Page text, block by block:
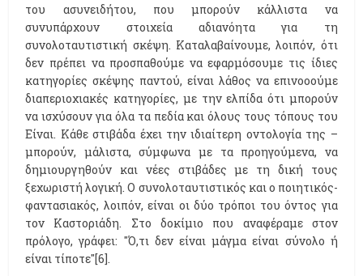
του ασυνειδήτου, που μπορούν κάλλιστα να
συνυπάρχουν στοιχεία αδιανόητα για τη
συνολοταυτιστική σκέψη. Καταλαβαίνουμε, λοιπόν, ότι
δεν πρέπει να προσπαθούμε να εφαρμόσουμε τις ίδιες
κατηγορίες σκέψης παντού, είναι λάθος να επινοοούμε
διαπεριοχιακές κατηγορίες, με την ελπίδα ότι μπορούν
να ισχύσουν για όλα τα πεδία και όλους τους τόπους του
Είναι. Κάθε στιβάδα έχει την ιδιαίτερη οντολογία της –
μπορούν, μάλιστα, σύμφωνα με τα προηγούμενα, να
δημιουργηθούν και νέες στιβάδες με τη δική τους
ξεχωριστή λογική. Ο συνολοταυτιστικός και ο ποιητικός-
φαντασιακός, λοιπόν, είναι οι δύο τρόποι του όντος για
τον Καστοριάδη. Στο δοκίμιο που αναφέραμε στον
πρόλογο, γράφει: "Ό,τι δεν είναι μάγμα είναι σύνολο ή
είναι τίποτε"[6].